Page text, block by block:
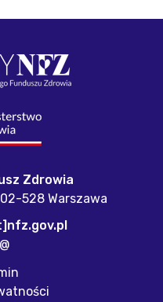
Zdrowia
02-528 Warszawa